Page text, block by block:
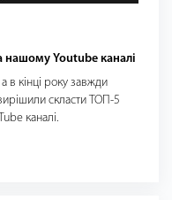
нашому Youtube каналі
в кінці року завжди
скласти ТОП-5
каналі.